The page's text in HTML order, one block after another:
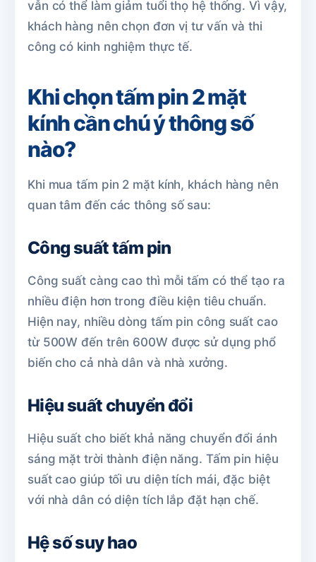
vẫn có thể làm giảm tuổi thọ hệ thống. Vì vậy,
khách hàng nên chọn đơn vị tư vấn và thi
công có kinh nghiệm thực tế.
Khi chọn tấm pin 2 mặt
kính cần chú ý thông số
nào?
Khi mua tấm pin 2 mặt kính, khách hàng nên
quan tâm đến các thông số sau:
Công suất tấm pin
Công suất càng cao thì mỗi tấm có thể tạo ra
nhiều điện hơn trong điều kiện tiêu chuẩn.
Hiện nay, nhiều dòng tấm pin công suất cao
từ 500W đến trên 600W được sử dụng phổ
biến cho cả nhà dân và nhà xưởng.
Hiệu suất chuyển đổi
Hiệu suất cho biết khả năng chuyển đổi ánh
sáng mặt trời thành điện năng. Tấm pin hiệu
suất cao giúp tối ưu diện tích mái, đặc biệt
với nhà dân có diện tích lắp đặt hạn chế.
Hệ số suy hao